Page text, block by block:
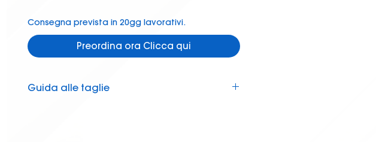
Consegna prevista in 20gg lavorativi.
Preordina ora Clicca qui
Guida alle taglie